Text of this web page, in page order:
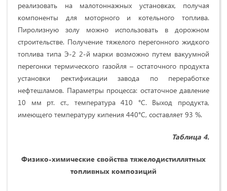
реализовать на малотоннажных установках, получая
компоненты для моторного и котельного топлива.
Пиролизную золу можно использовать в дорожном
строительстве. Получение тяжелого перегонного жидкого
топлива типа Э-2 2-й марки возможно путем вакуумной
перегонки термического газойля – остаточного продукта
установки ректификации завода по переработке
нефтешламов. Параметры процесса: остаточное давление
10 мм рт. ст., температура 410 °С. Выход продукта,
имеющего температуру кипения 440°С, составляет 93 %.
Таблица 4.
Физико-химические свойства тяжелодистиллятных
топливных композиций